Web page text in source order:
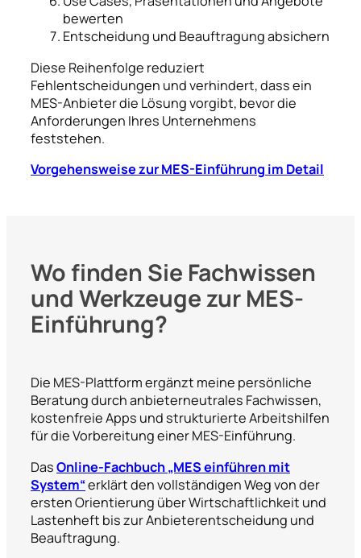
bewerten
Entscheidung und Beauftragung absichern
Diese Reihenfolge reduziert
Fehlentscheidungen und verhindert, dass ein
MES-Anbieter die Lösung vorgibt, bevor die
Anforderungen Ihres Unternehmens
feststehen.
Vorgehensweise zur MES-Einführung im Detail
Wo finden Sie Fachwissen
und Werkzeuge zur MES-
Einführung?
Die MES-Plattform ergänzt meine persönliche
Beratung durch anbieterneutrales Fachwissen,
kostenfreie Apps und strukturierte Arbeitshilfen
für die Vorbereitung einer MES-Einführung.
DasOnline-Fachbuch „MES einführen mit
System“erklärt den vollständigen Weg von der
ersten Orientierung über Wirtschaftlichkeit und
Lastenheft bis zur Anbieterentscheidung und
Beauftragung.